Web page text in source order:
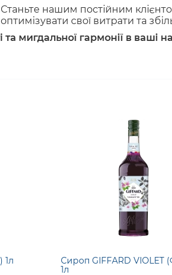
Станьте нашим постійним
свої витрати та
та мигдальної гармонії в ваші
1л
Сироп GIFFARD VIOLET
1л